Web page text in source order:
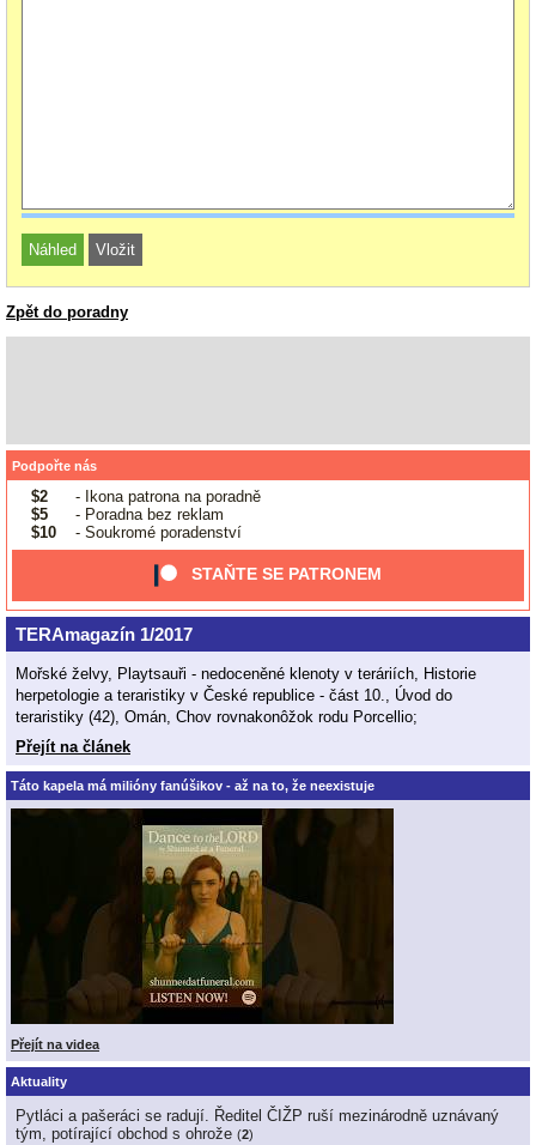
Zpět do poradny
Podpořte nás
$2
- Ikona patrona na poradně
$5
- Poradna bez reklam
$10
- Soukromé poradenství
STAŇTE SE PATRONEM
TERAmagazín 1/2017
Mořské želvy, Playtsauři - nedoceněné klenoty v teráriích, Historie
herpetologie a teraristiky v České republice - část 10., Úvod do
teraristiky (42), Omán, Chov rovnakonôžok rodu Porcellio;
Přejít na článek
Táto kapela má milióny fanúšikov - až na to, že neexistuje
Přejít na videa
Aktuality
Pytláci a pašeráci se radují. Ředitel ČIŽP ruší mezinárodně uznávaný
tým, potírající obchod s ohrože (2)